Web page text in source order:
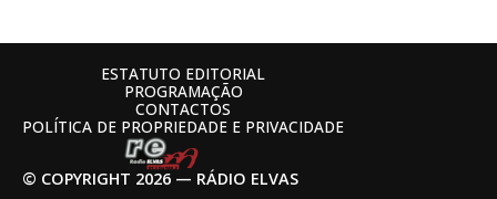
© COPYRIGHT 2026 — RÁDIO ELVAS
ESTATUTO EDITORIAL
PROGRAMAÇÃO
CONTACTOS
POLÍTICA DE PROPRIEDADE E PRIVACIDADE